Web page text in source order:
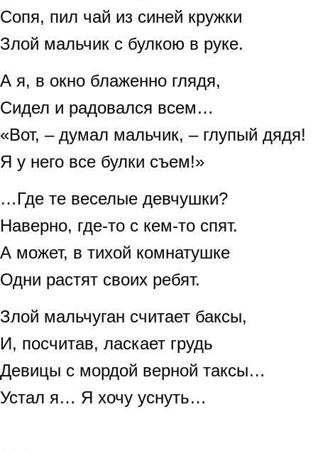
Сопя, пил чай из синей кружки
Злой мальчик с булкою в руке.
А я, в окно блаженно глядя,
Сидел и радовался всем…
«Вот, – думал мальчик, – глупый дядя!
Я у него все булки съем!»
…Где те веселые девчушки?
Наверно, где-то с кем-то спят.
А может, в тихой комнатушке
Одни растят своих ребят.
Злой мальчуган считает баксы,
И, посчитав, ласкает грудь
Девицы с мордой верной таксы…
Устал я… Я хочу уснуть…